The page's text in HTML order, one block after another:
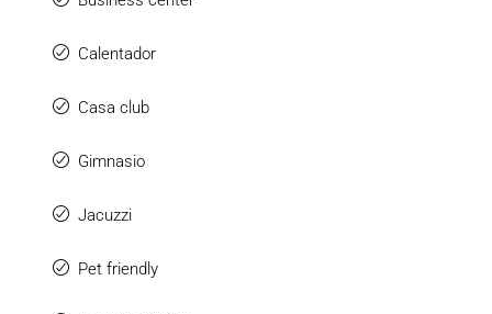
Calentador
Casa club
Gimnasio
Jacuzzi
Pet friendly